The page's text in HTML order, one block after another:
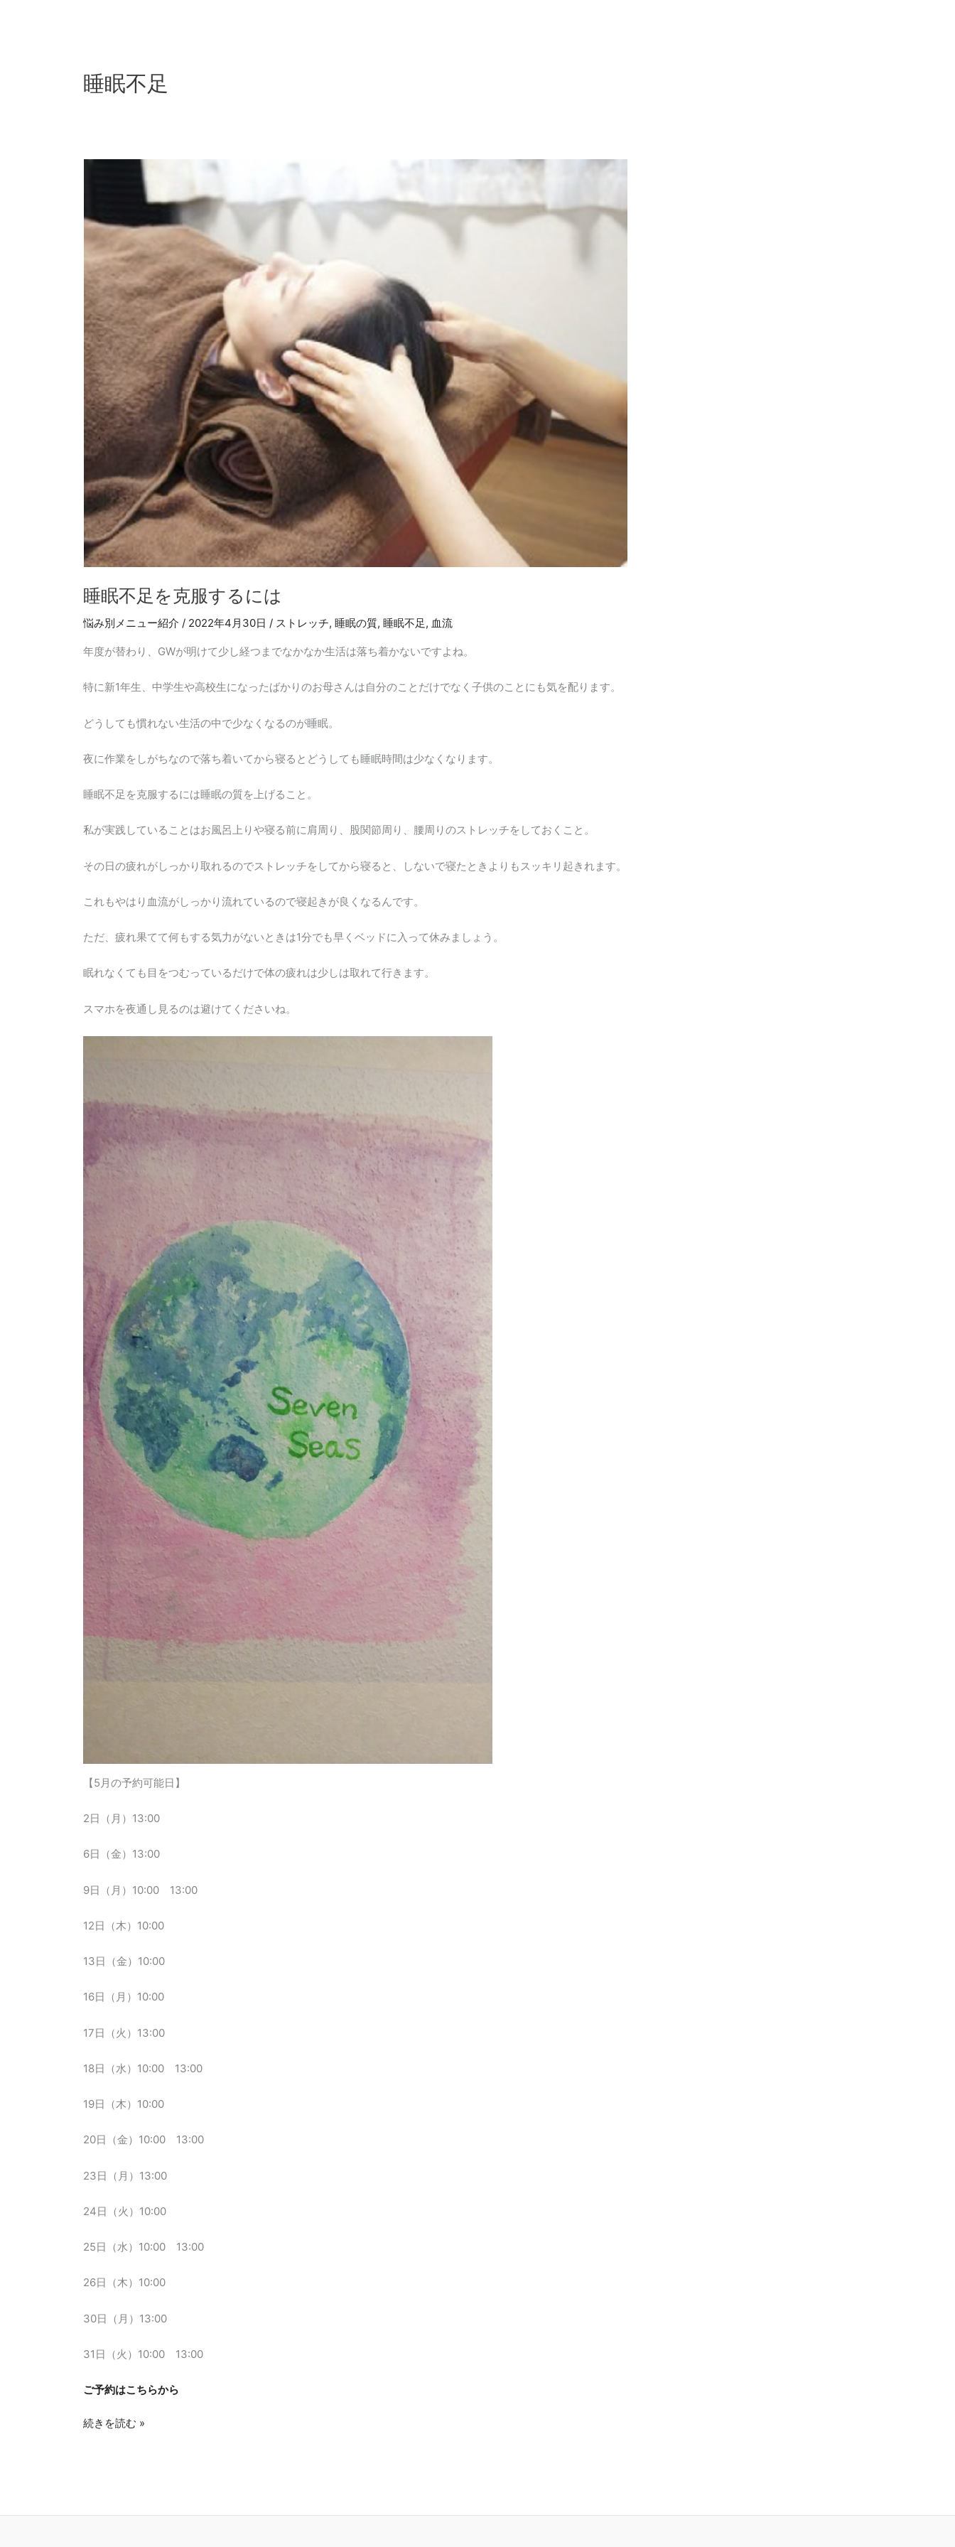
睡眠不足
睡眠不足を克服するには
悩み別メニュー紹介 / 2022年4月30日 / ストレッチ, 睡眠の質, 睡眠不足, 血流
年度が替わり、GWが明けて少し経つまでなかなか生活は落ち着かないですよね。
特に新1年生、中学生や高校生になったばかりのお母さんは自分のことだけでなく子供のことにも気を配ります。
どうしても慣れない生活の中で少なくなるのが睡眠。
夜に作業をしがちなので落ち着いてから寝るとどうしても睡眠時間は少なくなります。
睡眠不足を克服するには睡眠の質を上げること。
私が実践していることはお風呂上りや寝る前に肩周り、股関節周り、腰周りのストレッチをしておくこと。
その日の疲れがしっかり取れるのでストレッチをしてから寝ると、しないで寝たときよりもスッキリ起きれます。
これもやはり血流がしっかり流れているので寝起きが良くなるんです。
ただ、疲れ果てて何もする気力がないときは1分でも早くベッドに入って休みましょう。
眠れなくても目をつむっているだけで体の疲れは少しは取れて行きます。
スマホを夜通し見るのは避けてくださいね。
【5月の予約可能日】
2日（月）13:00
6日（金）13:00
9日（月）10:00 13:00
12日（木）10:00
13日（金）10:00
16日（月）10:00
17日（火）13:00
18日（水）10:00 13:00
19日（木）10:00
20日（金）10:00 13:00
23日（月）13:00
24日（火）10:00
25日（水）10:00 13:00
26日（木）10:00
30日（月）13:00
31日（火）10:00 13:00
ご予約はこちらから
足
服
す
る
に
は
続きを読む »